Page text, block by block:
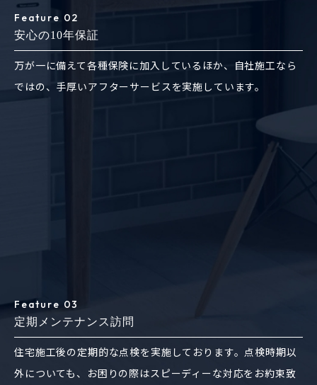
Feature 02
安心の10年保証
万が一に備えて各種保険に加入しているほか、自社施工なら
ではの、手厚いアフターサービスを実施しています。
Feature 03
定期メンテナンス訪問
住宅施工後の定期的な点検を実施しております。点検時期以
外についても、お困りの際はスピーディーな対応をお約束致